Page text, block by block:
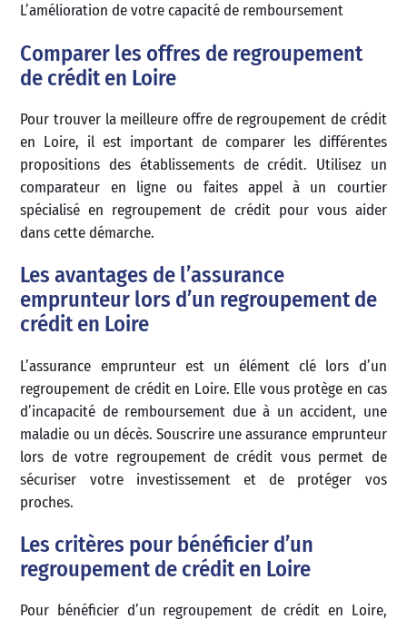
L’amélioration de votre capacité de remboursement
Comparer les offres de regroupement
de crédit en Loire
Pour trouver la meilleure offre de regroupement de crédit
en Loire, il est important de comparer les différentes
propositions des établissements de crédit. Utilisez un
comparateur en ligne ou faites appel à un courtier
spécialisé en regroupement de crédit pour vous aider
dans cette démarche.
Les avantages de l’assurance
emprunteur lors d’un regroupement de
crédit en Loire
L’assurance emprunteur est un élément clé lors d’un
regroupement de crédit en Loire. Elle vous protège en cas
d’incapacité de remboursement due à un accident, une
maladie ou un décès. Souscrire une assurance emprunteur
lors de votre regroupement de crédit vous permet de
sécuriser votre investissement et de protéger vos
proches.
Les critères pour bénéficier d’un
regroupement de crédit en Loire
Pour bénéficier d’un regroupement de crédit en Loire,